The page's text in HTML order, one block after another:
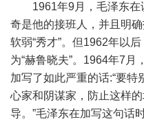
1961年9月，毛泽东在
奇是他的接班人，并且明
软弱“秀才”。但1962年以
为“赫鲁晓夫”。1964年7月
加写了如此严重的话:“要
心家和阴谋家，防止这样
导。”毛泽东在加写这句话